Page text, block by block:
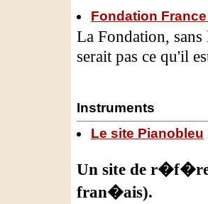
Fondation
La Fondation,
serait pas ce qu'il
Instruments
Le site Pianobleu
Un site de
fran�ais).